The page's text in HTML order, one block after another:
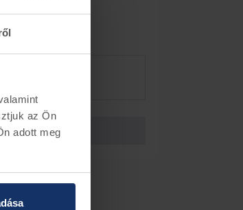
az Ön
adott meg
oldalra